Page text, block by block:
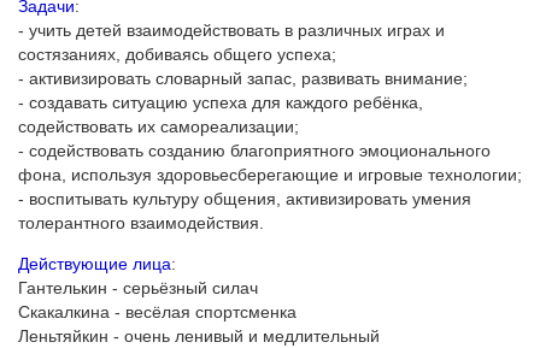
Задачи:
- учить детей взаимодействовать в различных играх и
состязаниях, добиваясь общего успеха;
- активизировать словарный запас, развивать внимание;
- создавать ситуацию успеха для каждого ребёнка,
содействовать их самореализации;
- содействовать созданию благоприятного эмоционального
фона, используя здоровьесберегающие и игровые технологии;
- воспитывать культуру общения, активизировать умения
толерантного взаимодействия.
Действующие лица:
Гантелькин - серьёзный силач
Скакалкина - весёлая спортсменка
Леньтяйкин - очень ленивый и медлительный